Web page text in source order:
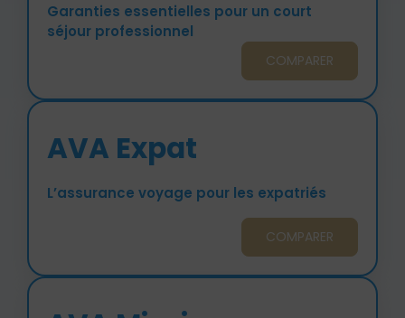
Garanties essentielles pour un court
séjour professionnel
COMPARER
AVA Expat
L’assurance voyage pour les expatriés
COMPARER